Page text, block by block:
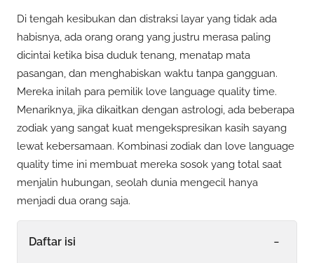
Di tengah kesibukan dan distraksi layar yang tidak ada
habisnya, ada orang orang yang justru merasa paling
dicintai ketika bisa duduk tenang, menatap mata
pasangan, dan menghabiskan waktu tanpa gangguan.
Mereka inilah para pemilik love language quality time.
Menariknya, jika dikaitkan dengan astrologi, ada beberapa
zodiak yang sangat kuat mengekspresikan kasih sayang
lewat kebersamaan. Kombinasi zodiak dan love language
quality time ini membuat mereka sosok yang total saat
menjalin hubungan, seolah dunia mengecil hanya
menjadi dua orang saja.
Daftar isi -